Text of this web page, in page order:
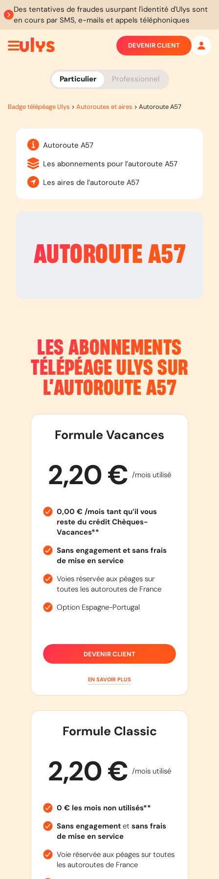
Des tentatives de fraudes usurpant l'identité d'Ulys sont
en cours par SMS, e-mails et appels téléphoniques
Particulier Professionnel
DEVENIR CLIENT
Badge télépéage Ulys > Autoroutes et aires > Autoroute A57
Autoroute A57
Les abonnements pour l’autoroute A57
Les aires de l’autoroute A57
AUTOROUTE A57
LES ABONNEMENTS
TÉLÉPÉAGE ULYS SUR
L’AUTOROUTE A57
Formule Vacances
2,20 € /mois utilisé
0,00 € /mois tant qu’il vous
reste du crédit Chèques-
Vacances**
Sans engagement et sans frais
de mise en service
Voies réservée aux péages sur
toutes les autoroutes de France
Option Espagne-Portugal
DEVENIR CLIENT
EN SAVOIR PLUS
Formule Classic
2,20 € /mois utilisé
0 € les mois non utilisés**
Sans engagementet sans frais
de mise en service
Voie réservée aux péages sur toutes
les autoroutes de France